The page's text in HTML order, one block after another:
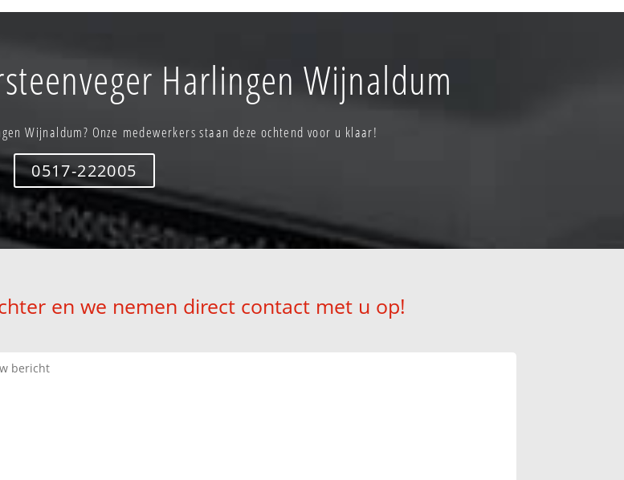
Harlingen Wijnaldum
Wijnaldum? Onze medewerkers staan deze ochtend voor u klaar!
0517-222005
en we nemen direct contact met u op!